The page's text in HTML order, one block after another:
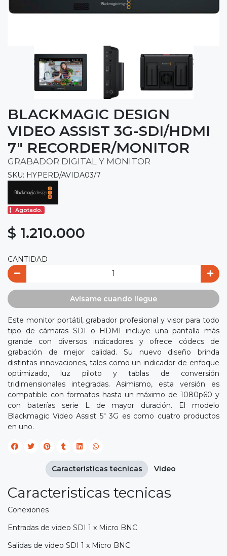
BLACKMAGIC DESIGN
VIDEO ASSIST 3G-SDI/HDMI
7" RECORDER/MONITOR
GRABADOR DIGITAL Y MONITOR
SKU: HYPERD/AVIDA03/7
Agotado.
$ 1.210.000
CANTIDAD
Avísame cuando llegue
Este monitor portátil, grabador profesional y visor para todo
tipo de cámaras SDI o HDMI incluye una pantalla más
grande con diversos indicadores y ofrece códecs de
grabación de mejor calidad. Su nuevo diseño brinda
distintas innovaciones, tales como un indicador de enfoque
optimizado, luz piloto y tablas de conversión
tridimensionales integradas. Asimismo, esta versión es
compatible con formatos hasta un máximo de 1080p60 y
con baterías serie L de mayor duración. El modelo
Blackmagic Video Assist 5" 3G es como cuatro productos
en uno.
Caracteristicas tecnicas
Conexiones
Entradas de video SDI 1 x Micro BNC
Salidas de video SDI 1 x Micro BNC
Caracteristicas tecnicas Video